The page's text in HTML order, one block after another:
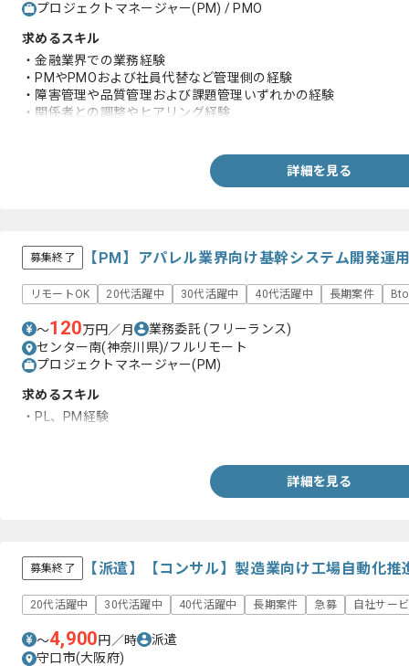
プロジェクトマネージャー(PM) / PMO
求めるスキル
・金融業界での業務経験
・PMやPMOおよび社員代替など管理側の経験
・障害管理や品質管理および課題管理いずれかの経験
・関係者との調整やヒアリング経験
詳細を見る
募集終了 【PM】アパレル業界向け基幹システム開発運
リモートOK 20代活躍中 30代活躍中 40代活躍中 長期案件
〜120万円／月 業務委託(フリーランス)
センター南(神奈川県)/フルリモート
プロジェクトマネージャー(PM)
求めるスキル
・PL、PM経験
詳細を見る
募集終了 【派遣】【コンサル】製造業向け工場自動化
20代活躍中 30代活躍中 40代活躍中 長期案件 急募 自社サー
〜4,900円／時
派遣
守口市(大阪府)